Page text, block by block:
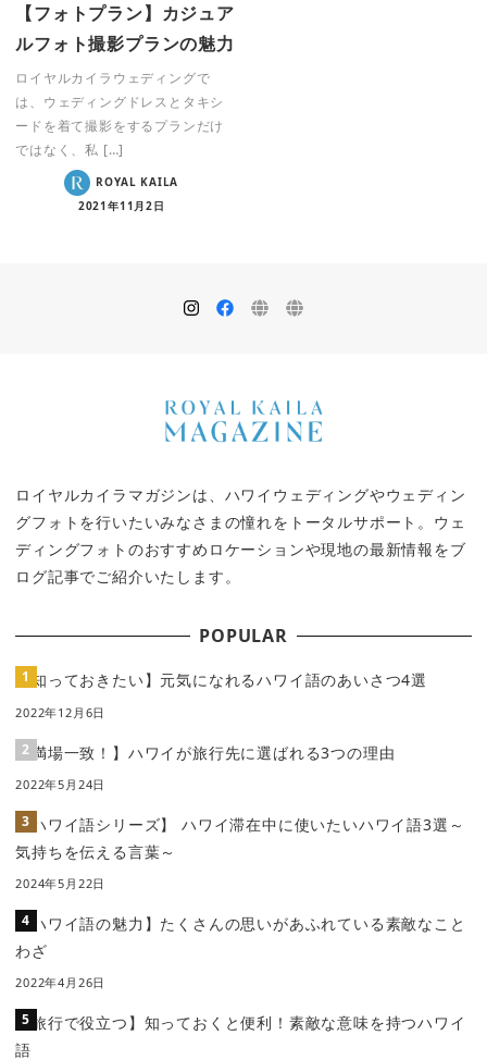
【フォトプラン】カジュア
ルフォト撮影プランの魅力
ロイヤルカイラウェディングで
は、ウェディングドレスとタキシ
ードを着て撮影をするプランだけ
ではなく、私 […]
ROYAL KAILA
2021年11月2日
ロイヤルカイラマガジンは、ハワイウェディングやウェディン
グフォトを行いたいみなさまの憧れをトータルサポート。ウェ
ディングフォトのおすすめロケーションや現地の最新情報をブ
ログ記事でご紹介いたします。
POPULAR
【知っておきたい】元気になれるハワイ語のあいさつ4選
2022年12月6日
【満場一致！】ハワイが旅行先に選ばれる3つの理由
2022年5月24日
【ハワイ語シリーズ】 ハワイ滞在中に使いたいハワイ語3選～
気持ちを伝える言葉～
2024年5月22日
【ハワイ語の魅力】たくさんの思いがあふれている素敵なこと
わざ
2022年4月26日
【旅行で役立つ】知っておくと便利！素敵な意味を持つハワイ
語